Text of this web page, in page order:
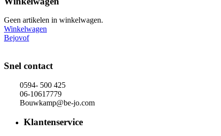
Geen artikelen in winkelwagen.
Winkelwagen
Bejovof
Snel contact
0594- 500 425
06-10617779
Bouwkamp@be-jo.com
Klantenservice